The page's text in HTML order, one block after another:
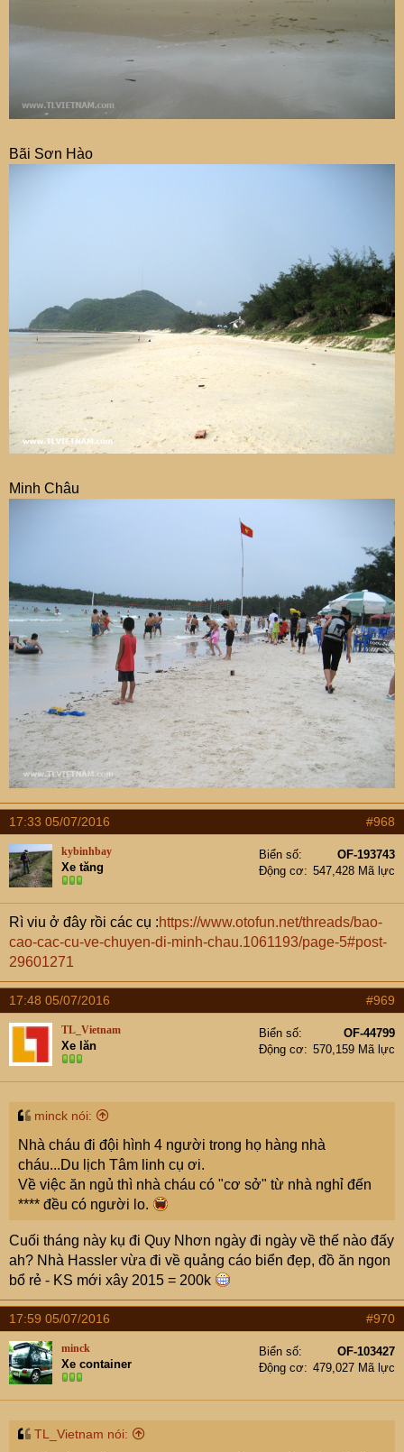
Quan Lạn…: giá 600K/1 xe
+ Di chuyển về điểm ăn trưa (có thể đặt khách sạn trước
khi đi hoặc 1 điểm tùy hứng vào hôm đấy)
- Nghỉ trưa
+ Trò chơi:
+ Tối BBQ bãi biển, lửa trại, hát cho nhau nghe: giá ăn
hải sản ngập răng khoảng 300K/1 suất.
Ngày 3: Sáng chủ nhật
+ Sáng: đánh bắt cá bằng lưới của ngư dân hoặc cào
ngao đối với các cụ, bắt xá sùng với các mợ
+ 10h lên tàu về đất liền
+ 13h30 quay về Hà Nội + 5 tiếng cho thoải mái = 17h30-
Bãi Sơn Hào
Minh Châu
17:33 05/07/2016 #968
kybinhbay
Xe tăng
Biển số
OF-193743
Động cơ
547,428 Mã lực
Rì viu ở đây rồi các cụ :https://www.otofun.net/threads/bao-
cao-cac-cu-ve-chuyen-di-minh-chau.1061193/page-5#post-
29601271
17:48 05/07/2016 #969
TL_Vietnam
Xe lăn
Biển số
OF-44799
Động cơ
570,159 Mã lực
minck nói:
Nhà cháu đi đội hình 4 người trong họ hàng nhà
cháu...Du lịch Tâm linh cụ ơi.
Về việc ăn ngủ thì nhà cháu có "cơ sở" từ nhà nghỉ đến
**** đều có người lo.
Cuối tháng này kụ đi Quy Nhơn ngày đi ngày về thế nào đấy
ah? Nhà Hassler vừa đi về quảng cáo biển đẹp, đồ ăn ngon
bổ rẻ - KS mới xây 2015 = 200k
17:59 05/07/2016 #970
minck
Xe container
Biển số
OF-103427
Động cơ
479,027 Mã lực
TL_Vietnam nói: